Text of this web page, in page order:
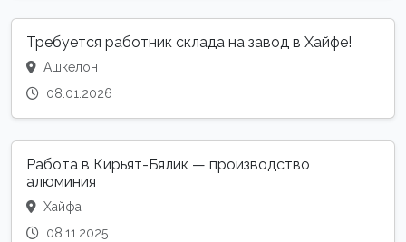
Требуется работник склада на завод в Хайфе!
Ашкелон
08.01.2026
Работа в Кирьят-Бялик — производство
алюминия
Хайфа
08.11.2025